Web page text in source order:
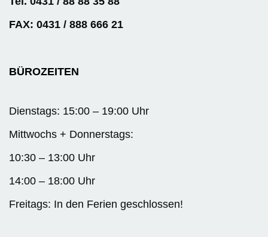
FAX: 0431 / 888 666 21
BÜROZEITEN
Dienstags: 15:00 – 19:00 Uhr
Mittwochs + Donnerstags:
10:30 – 13:00 Uhr
14:00 – 18:00 Uhr
Freitags: In den Ferien geschlossen!